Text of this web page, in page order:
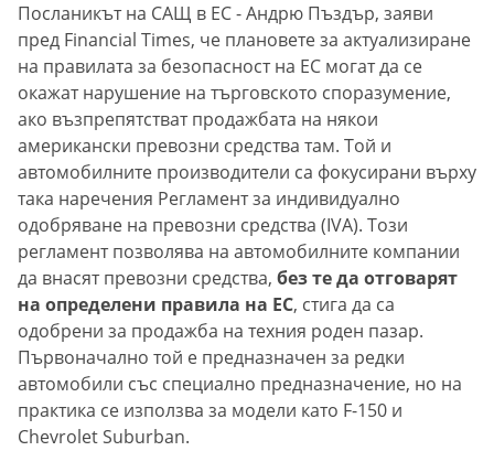
Посланикът на САЩ в ЕС - Андрю Пъздър, заяви
пред Financial Times, че плановете за актуализиране
на правилата за безопасност на ЕС могат да се
окажат нарушение на търговското споразумение,
ако възпрепятстват продажбата на някои
американски превозни средства там. Той и
автомобилните производители са фокусирани върху
така наречения Регламент за индивидуално
одобряване на превозни средства (IVA). Този
регламент позволява на автомобилните компании
да внасят превозни средства, без те да отговарят
на определени правила на ЕС, стига да са
одобрени за продажба на техния роден пазар.
Първоначално той е предназначен за редки
автомобили със специално предназначение, но на
практика се използва за модели като F-150 и
Chevrolet Suburban.